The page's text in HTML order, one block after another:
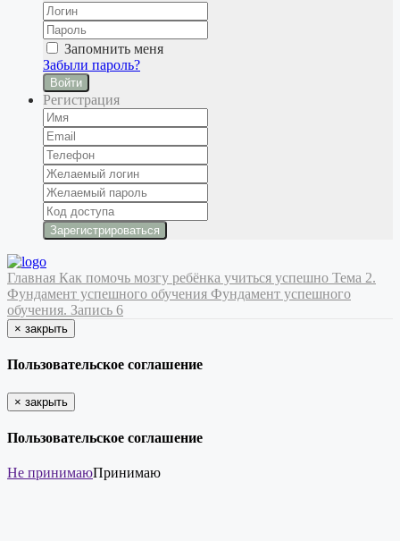
Запомнить меня
Забыли пароль?
Войти
Регистрация
Главная Как помочь мозгу ребёнка учиться успешно Тема 2.
Фундамент успешного обучения Фундамент успешного
обучения. Запись 6
× закрыть
Пользовательское соглашение
× закрыть
Пользовательское соглашение
Не принимаюПринимаю